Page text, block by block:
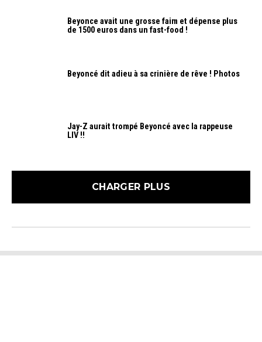
Beyonce avait une grosse faim et dépense plus
de 1500 euros dans un fast-food !
Beyoncé dit adieu à sa crinière de rêve ! Photos
Jay-Z aurait trompé Beyoncé avec la rappeuse
LIV !!
CHARGER PLUS